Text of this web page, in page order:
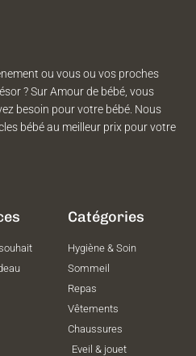
ou vous ou vos proches
? Sur Amour de bébé, vous
besoin pour votre bébé. Nous
bébé au meilleur prix pour votre
Catégories
Hygiène & Soin
Sommeil
Repas
Vêtements
Chaussures
Eveil & jouet